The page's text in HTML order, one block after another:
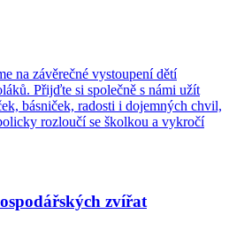
na závěrečné vystoupení dětí
Přijďte si společně s námi užít
básniček, radosti i dojemných chvil,
rozloučí se školkou a vykročí
zvířat